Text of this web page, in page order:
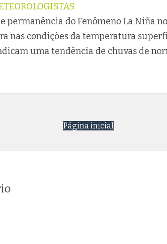
permanência do Fenômeno La Niña
nas condições da temperatura
uma tendência de chuvas de
Página inicial